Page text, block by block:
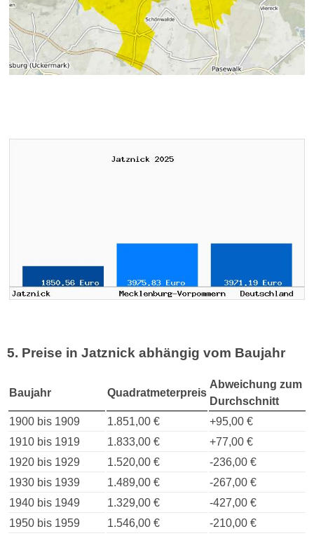
5. Preise in Jatznick abhängig vom Baujahr
Baujahr Quadratmeterpreis
Abweichung zum
Durchschnitt
1900 bis 1909
1.851,00 €
+95,00 €
1910 bis 1919
1.833,00 €
+77,00 €
1920 bis 1929
1.520,00 €
-236,00 €
1930 bis 1939
1.489,00 €
-267,00 €
1940 bis 1949
1.329,00 €
-427,00 €
1950 bis 1959
1.546,00 €
-210,00 €